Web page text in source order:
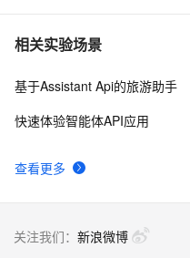
相关实验场景
查看更多
基于Assistant Api的旅游助手
快速体验智能体API应用
关注我们： 新浪微博